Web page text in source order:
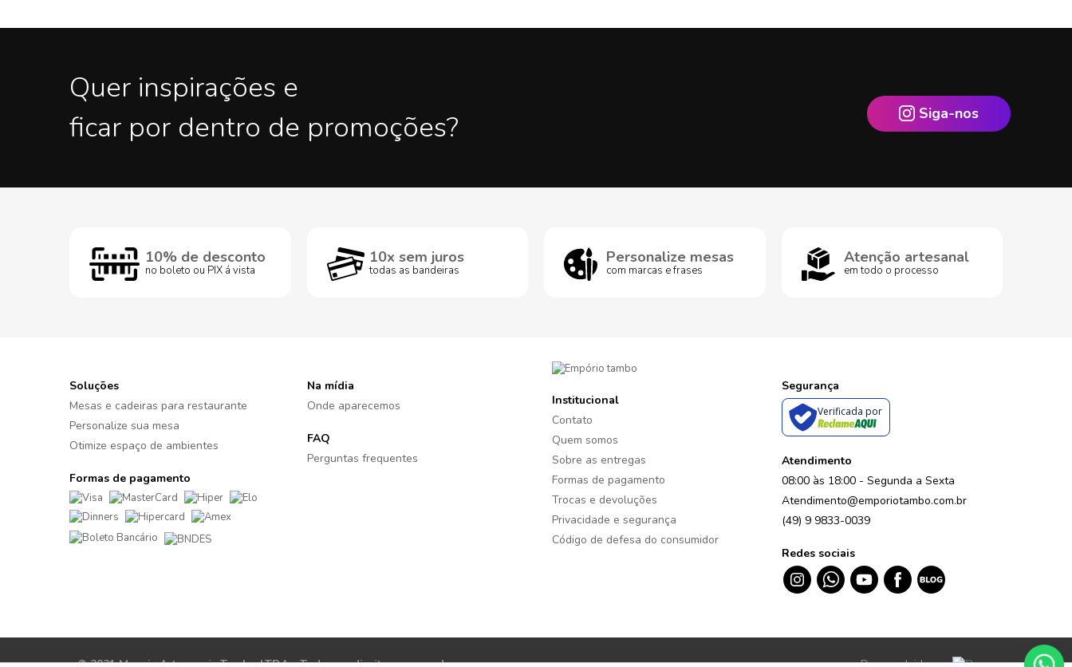
Quer inspirações e
ficar por dentro de promoções?
Siga-nos
10% de desconto
no boleto ou PIX á vista
10x sem juros
todas as bandeiras
Personalize mesas
com marcas e frases
Atenção artesanal
em todo o processo
Soluções
Mesas e cadeiras para restaurante
Personalize sua mesa
Otimize espaço de ambientes
Formas de pagamento
Na mídia
Onde aparecemos
FAQ
Perguntas frequentes
Institucional
Contato
Quem somos
Sobre as entregas
Formas de pagamento
Trocas e devoluções
Privacidade e segurança
Código de defesa do consumidor
Segurança
Verificada por
Atendimento
08:00 às 18:00 - Segunda a Sexta
Atendimento@emporiotambo.com.br
(49) 9 9833-0039
Redes sociais
© 2021 Moveis Artesanais Tambo LTDA - Todos os direitos reservados. Desenvolvido por